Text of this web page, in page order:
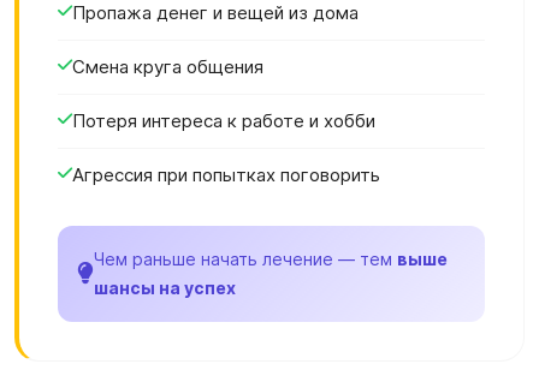
Пропажа денег и вещей из дома
Смена круга общения
Потеря интереса к работе и хобби
Агрессия при попытках поговорить
Чем раньше начать лечение — тем выше
шансы на успех